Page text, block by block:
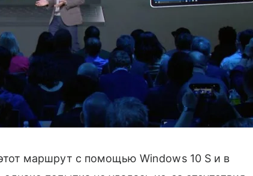
маршрут с помощью Windows 10 S и в